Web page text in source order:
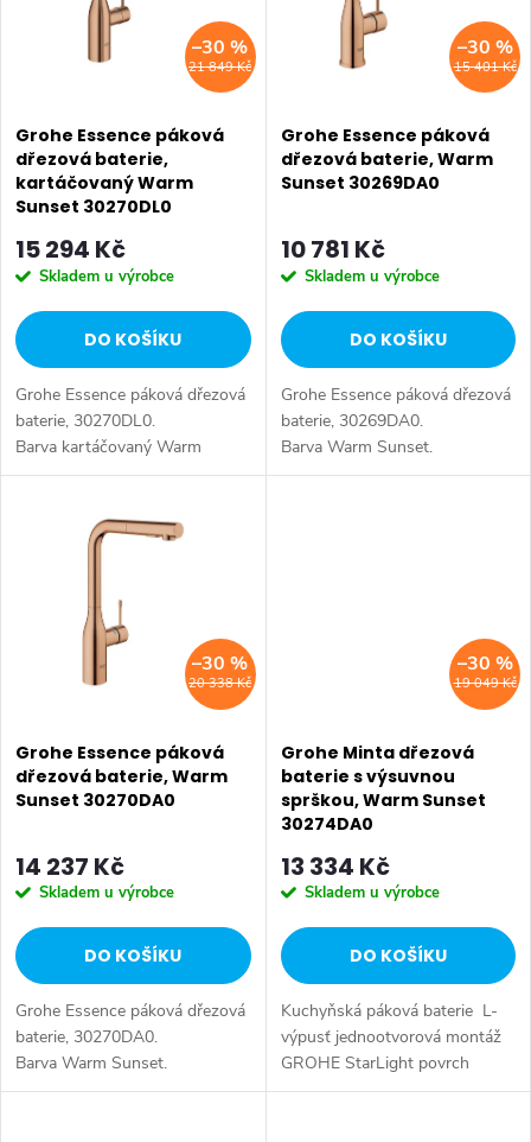
p
r
o
d
u
k
t
ů
p
r
o
d
u
k
t
21 849 Kč
–30 %
Grohe Essence páková
dřezová baterie,
kartáčovaný Warm
Sunset 30270DL0
15 294 Kč
Skladem u výrobce
DO KOŠÍKU
Grohe Essence páková dřezová
baterie, 30270DL0.
Barva kartáčovaný Warm
Sunset.
15 401 Kč
–30 %
Grohe Essence páková
dřezová baterie, Warm
Sunset 30269DA0
10 781 Kč
Skladem u výrobce
DO KOŠÍKU
Grohe Essence páková dřezová
baterie, 30269DA0.
Barva Warm Sunset.
20 338 Kč
–30 %
Grohe Essence páková
dřezová baterie, Warm
Sunset 30270DA0
14 237 Kč
Skladem u výrobce
DO KOŠÍKU
Grohe Essence páková dřezová
baterie, 30270DA0.
Barva Warm Sunset.
19 049 Kč
–30 %
Grohe Minta dřezová
baterie s výsuvnou
sprškou, Warm Sunset
30274DA0
13 334 Kč
Skladem u výrobce
DO KOŠÍKU
Kuchyňská páková baterie L-
výpusť jednootvorová montáž
GROHE StarLight povrch
GROHE SilkMove keramická